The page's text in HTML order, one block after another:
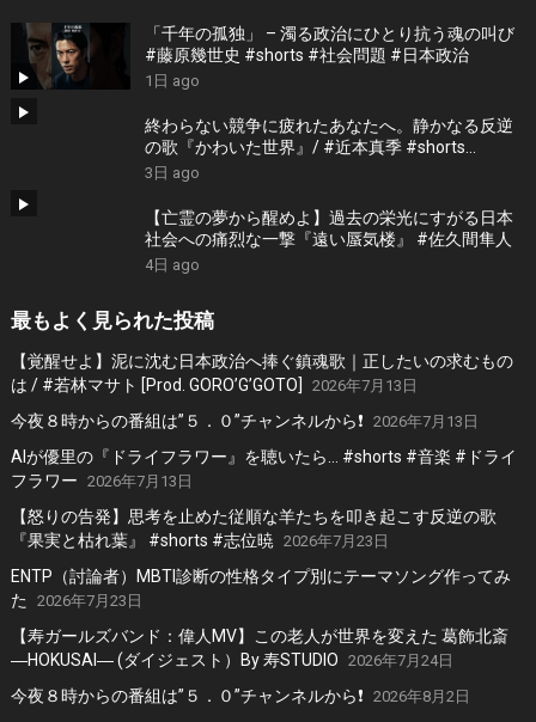
「千年の孤独」 – 濁る政治にひとり抗う魂の叫び
#藤原幾世史 #shorts #社会問題 #日本政治
1日 ago
終わらない競争に疲れたあなたへ。静かなる反逆
の歌『かわいた世界』/ #近本真季 #shorts
#music
3日 ago
【亡霊の夢から醒めよ】過去の栄光にすがる日本
社会への痛烈な一撃『遠い蜃気楼』 #佐久間隼人
4日 ago
最もよく見られた投稿
【覚醒せよ】泥に沈む日本政治へ捧ぐ鎮魂歌｜正したいの求むもの
は / #若林マサト [Prod. GORO’G’GOTO]
2026年7月13日
今夜８時からの番組は”５．０”チャンネルから❗️ 2026年7月13日
AIが優里の『ドライフラワー』を聴いたら… #shorts #音楽 #ドライ
フラワー 2026年7月13日
【怒りの告発】思考を止めた従順な羊たちを叩き起こす反逆の歌
『果実と枯れ葉』 #shorts #志位暁 2026年7月23日
ENTP（討論者）MBTI診断の性格タイプ別にテーマソング作ってみ
た
2026年7月23日
【寿ガールズバンド：偉人MV】この老人が世界を変えた 葛飾北斎
―HOKUSAI― (ダイジェスト）By 寿STUDIO 2026年7月24日
今夜８時からの番組は”５．０”チャンネルから❗️ 2026年8月2日